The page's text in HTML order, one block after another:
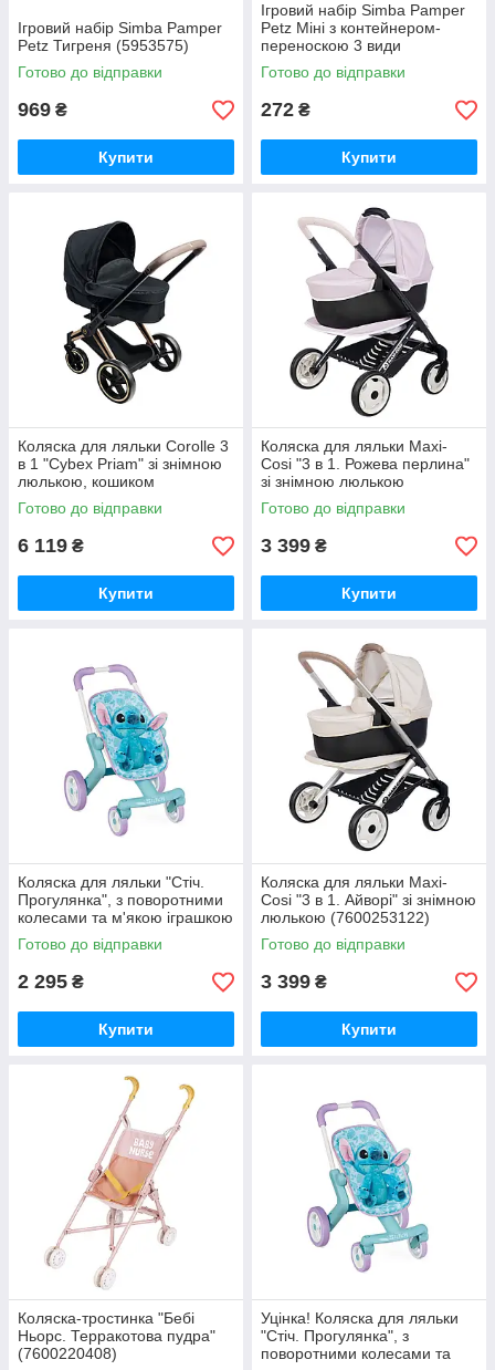
Ігровий набір Simba Pamper
Petz Тигреня (5953575)
Готово до відправки
969 ₴
Купити
Ігровий набір Simba Pamper
Petz Міні з контейнером-
переноскою 3 види
(5950125)
Готово до відправки
272 ₴
Купити
Коляска для ляльки Corolle 3
в 1 "Cybex Priam" зі знімною
люлькою, кошиком
(9000141870)
Готово до відправки
6 119 ₴
Купити
Коляска для ляльки Maxi-
Cosi "3 в 1. Рожева перлина"
зі знімною люлькою
(7600253121)
Готово до відправки
3 399 ₴
Купити
Коляска для ляльки "Стіч.
Прогулянка", з поворотними
колесами та м'якою іграшкою
(7600251225)
Готово до відправки
2 295 ₴
Купити
Коляска для ляльки Maxi-
Cosi "3 в 1. Айворі" зі знімною
люлькою (7600253122)
Готово до відправки
3 399 ₴
Купити
Коляска-тростинка "Бебі
Ньорс. Терракотова пудра"
(7600220408)
Уцінка! Коляска для ляльки
"Стіч. Прогулянка", з
поворотними колесами та